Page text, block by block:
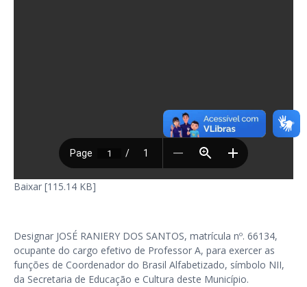
Baixar [115.14 KB]
Designar JOSÉ RANIERY DOS SANTOS, matrícula nº. 66134,
ocupante do cargo efetivo de Professor A, para exercer as
funções de Coordenador do Brasil Alfabetizado, símbolo NII,
da Secretaria de Educação e Cultura deste Município.